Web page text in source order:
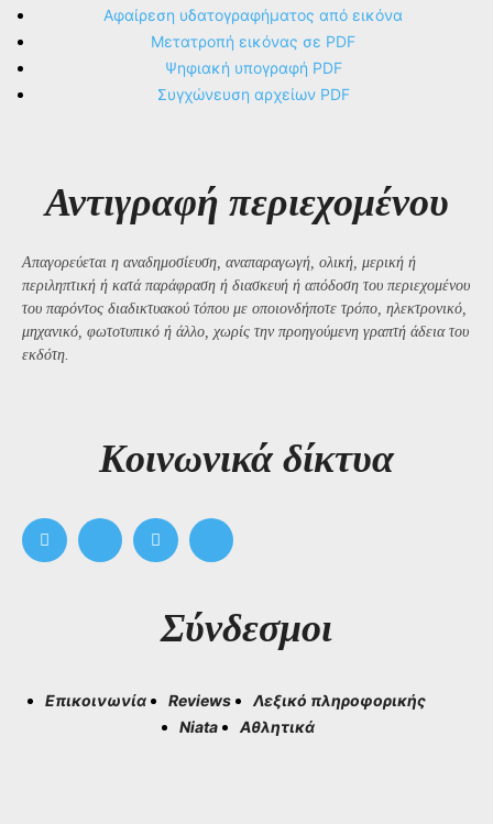
Αφαίρεση υδατογραφήματος από εικόνα
Μετατροπή εικόνας σε PDF
Ψηφιακή υπογραφή PDF
Συγχώνευση αρχείων PDF
Αντιγραφή περιεχομένου
Απαγορεύεται η αναδημοσίευση, αναπαραγωγή, ολική, μερική ή
περιληπτική ή κατά παράφραση ή διασκευή ή απόδοση του περιεχομένου
του παρόντος διαδικτυακού τόπου με οποιονδήποτε τρόπο, ηλεκτρονικό,
μηχανικό, φωτοτυπικό ή άλλο, χωρίς την προηγούμενη γραπτή άδεια του
εκδότη.
Kοινωνικά δίκτυα
Σύνδεσμοι
Επικοινωνία Reviews
Λεξικό πληροφορικής
Niata
Αθλητικά